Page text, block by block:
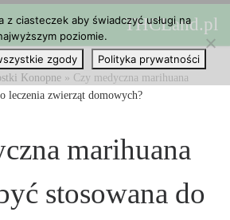
THCLand.pl
Konopne » Czy medyczna marihuana
leczenia zwierząt domowych?
marihuana
stosowana do
z ciasteczek aby świadczyć usługi na
poziomie.
zgody Polityka prywatności